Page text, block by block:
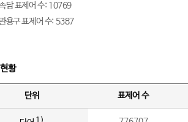
담 표제어 수: 10769
용구 표제어 수: 5387
황
단위 표제어 수